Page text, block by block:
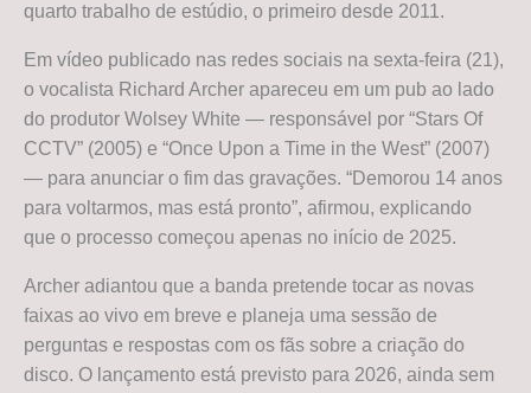
quarto trabalho de estúdio, o primeiro desde 2011.
Em vídeo publicado nas redes sociais na sexta-feira (21),
o vocalista Richard Archer apareceu em um pub ao lado
do produtor Wolsey White — responsável por “Stars Of
CCTV” (2005) e “Once Upon a Time in the West” (2007)
— para anunciar o fim das gravações. “Demorou 14 anos
para voltarmos, mas está pronto”, afirmou, explicando
que o processo começou apenas no início de 2025.
Archer adiantou que a banda pretende tocar as novas
faixas ao vivo em breve e planeja uma sessão de
perguntas e respostas com os fãs sobre a criação do
disco. O lançamento está previsto para 2026, ainda sem